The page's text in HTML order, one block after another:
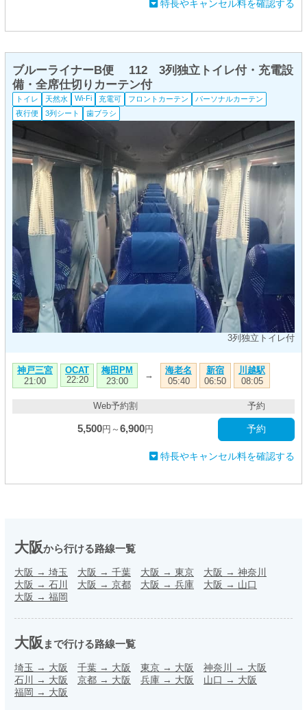
特長やキャンセル料を確認する
3列独立トイレ付
ブルーライナーB便 112 3列独立トイレ付・充電設
備・全席仕切りカーテン付
トイレ 天然水 Wi-Fi 充電可 フロントカーテン
パーソナルカーテン
夜行便
3列シート 歯ブラシ
神戸三宮
21:00
OCAT
22:20
梅田PM
23:00
→
海老名
05:40
新宿
06:50
川越駅
08:05
Web予約割
5,500円～ 6,900円
予約
予約
特長やキャンセル料を確認する
大阪から行ける路線一覧
大阪 → 埼玉 大阪 → 千葉 大阪 → 東京 大阪 → 神奈川
大阪 → 石川 大阪 → 京都 大阪 → 兵庫 大阪 → 山口
大阪 → 福岡
大阪 まで行ける路線一覧
埼玉 → 大阪 千葉 → 大阪 東京 → 大阪 神奈川 → 大阪
石川
→ 大阪 京都 → 大阪 兵庫 → 大阪 山口 → 大阪
福岡 → 大阪